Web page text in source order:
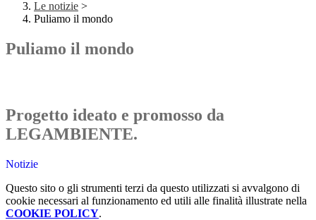
Le notizie >
Puliamo il mondo
Puliamo il mondo
Progetto ideato e promosso da
LEGAMBIENTE.
Notizie
Questo sito o gli strumenti terzi da questo utilizzati si avvalgono di
cookie necessari al funzionamento ed utili alle finalità illustrate nella
COOKIE POLICY.